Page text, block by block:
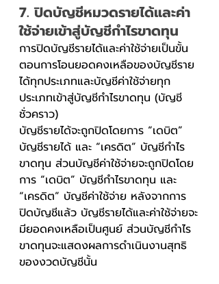
7. ปิดบัญชีหมวดรายได้และค่า
ใช้จ่ายเข้าสู่บัญชีกำไรขาดทุน
การปิดบัญชีรายได้และค่าใช้จ่ายเป็นขั้น
ตอนการโอนยอดคงเหลือของบัญชีราย
ได้ทุกประเภทและบัญชีค่าใช้จ่ายทุก
ประเภทเข้าสู่บัญชีกำไรขาดทุน (บัญชี
ชั่วคราว)
บัญชีรายได้จะถูกปิดโดยการ “เดบิต”
บัญชีรายได้ และ “เครดิต” บัญชีกำไร
ขาดทุน ส่วนบัญชีค่าใช้จ่ายจะถูกปิดโดย
การ “เดบิต” บัญชีกำไรขาดทุน และ
“เครดิต” บัญชีค่าใช้จ่าย หลังจากการ
ปิดบัญชีแล้ว บัญชีรายได้และค่าใช้จ่ายจะ
มียอดคงเหลือเป็นศูนย์ ส่วนบัญชีกำไร
ขาดทุนจะแสดงผลการดำเนินงานสุทธิ
ของงวดบัญชีนั้น